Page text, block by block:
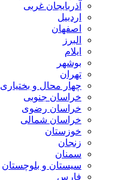
آذربایجان غربی
اردبیل
اصفهان
البرز
ایلام
بوشهر
تهران
چهار محال و بختیاری
خراسان جنوبی
خراسان رضوی
خراسان شمالی
خوزستان
زنجان
سمنان
سیستان و بلوچستان
فارس